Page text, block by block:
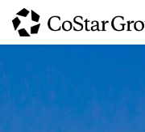
Skip
main